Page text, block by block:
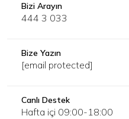
Bizi Arayın
444 3 033
Bize Yazın
[email protected]
Canlı Destek
Hafta içi 09:00-18:00